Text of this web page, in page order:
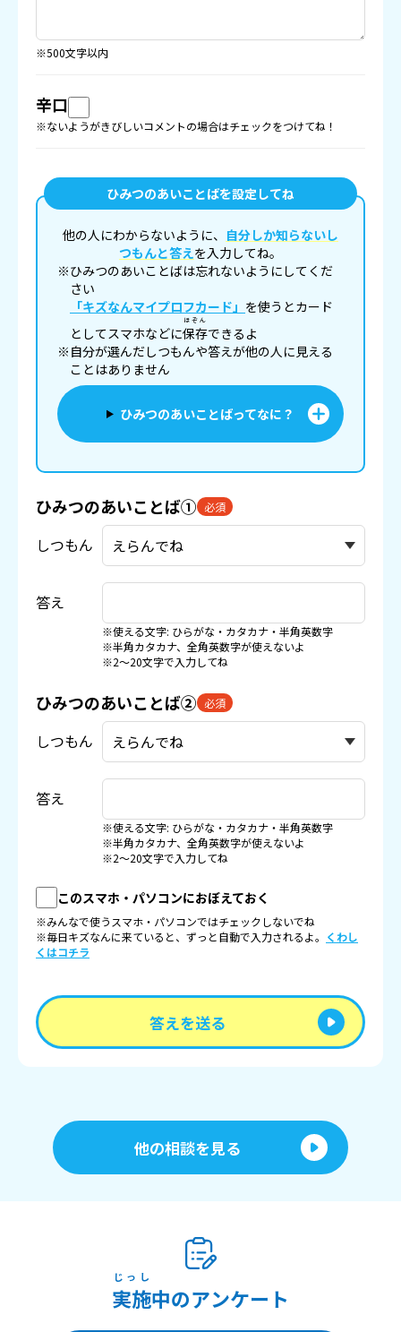
※500文字以内
辛口
※ないようがきびしいコメントの場合はチェックをつけてね！
ひみつのあいことばを設定してね
他の人にわからないように、 自分しか知らないし
つもんと答えを入力してね。
※ひみつのあいことばは忘れないようにしてくだ
さい
「キズなんマイプロフカード」 を使うとカード
としてスマホなどに保存
ほぞん
できるよ
※自分が選んだしつもんや答えが他の人に見える
ことはありません
ひみつのあいことばってなに？
ひみつのあいことば① 必須
しつもん
答え
※使える文字: ひらがな・カタカナ・半角英数字
※半角カタカナ、全角英数字が使えないよ
※2〜20文字で入力してね
ひみつのあいことば② 必須
しつもん
答え
※使える文字: ひらがな・カタカナ・半角英数字
※半角カタカナ、全角英数字が使えないよ
※2〜20文字で入力してね
このスマホ・パソコンにおぼえておく
※みんなで使うスマホ・パソコンではチェックしないでね
※毎日キズなんに来ていると、ずっと自動で入力されるよ。 くわし
くはコチラ
答えを送る
他の相談を見る
実施
じっし
中のアンケート